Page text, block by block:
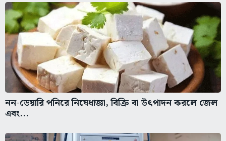
নন-ডেয়ারি পনিরে নিষেধাজ্ঞা, বিক্রি বা উৎপাদন করলে জেল
এবং...